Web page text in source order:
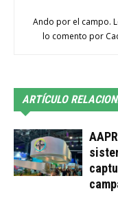
Ando por el campo.
lo comento por
ARTÍCULO